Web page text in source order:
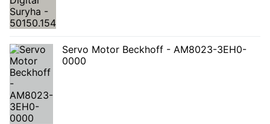
Servo Motor Beckhoff - AM8023-3EH0-
0000